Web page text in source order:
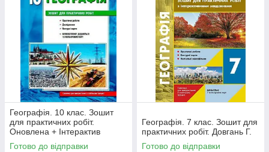
Географія. 10 клас. Зошит
для практичних робіт.
Оновлена + Інтерактив
Стадник О.
Готово до відправки
Географія. 7 клас. Зошит для
практичних робіт. Довгань Г.
Готово до відправки